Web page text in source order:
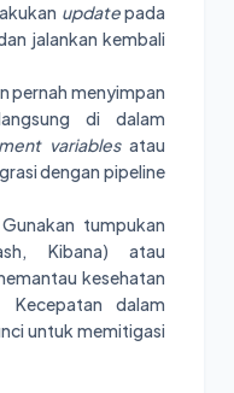
updatepada
jalankan kembali
pernah menyimpan
di dalam
variablesatau
dengan pipeline
Gunakan tumpukan
Kibana) atau
kesehatan
Kecepatan dalam
untuk memitigasi